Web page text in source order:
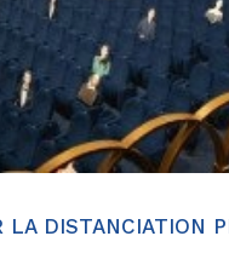
LA DISTANCIATION